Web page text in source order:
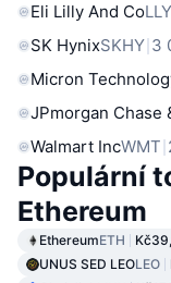
Eli Lilly And CoLLY
SK HynixSKHY 3
Micron
JPmorgan Chase
Walmart IncWMT
Populární
Ethereum
EthereumETH
UNUS SED LEOLEO